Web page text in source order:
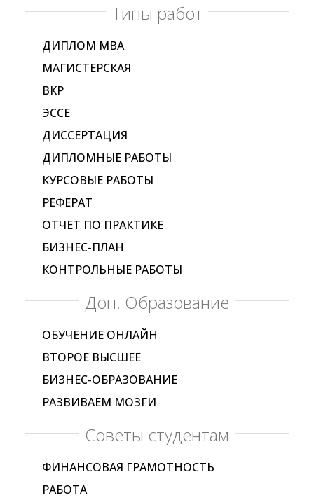
Типы работ
ДИПЛОМ МВА
МАГИСТЕРСКАЯ
ВКР
ЭССЕ
ДИССЕРТАЦИЯ
ДИПЛОМНЫЕ РАБОТЫ
КУРСОВЫЕ РАБОТЫ
РЕФЕРАТ
ОТЧЕТ ПО ПРАКТИКЕ
БИЗНЕС-ПЛАН
КОНТРОЛЬНЫЕ РАБОТЫ
Доп. Образование
ОБУЧЕНИЕ ОНЛАЙН
ВТОРОЕ ВЫСШЕЕ
БИЗНЕС-ОБРАЗОВАНИЕ
РАЗВИВАЕМ МОЗГИ
Советы студентам
ФИНАНСОВАЯ ГРАМОТНОСТЬ
РАБОТА